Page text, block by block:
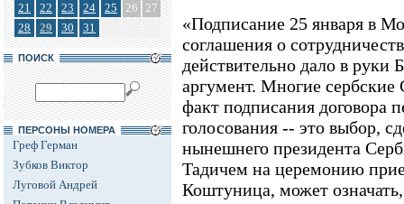
21
22 23 24 25 26 27
28
29 30 31
ПОИСК
ПЕРСОНЫ НОМЕРА
Греф Герман
Зубков Виктор
Луговой Андрей
«Подписание 25 января в
соглашения о
действительно дало в руки
аргумент. Многие
факт подписания договора
голосования -- это выбор,
нынешнего президента
Тадичем на церемонию
Коштуница, может